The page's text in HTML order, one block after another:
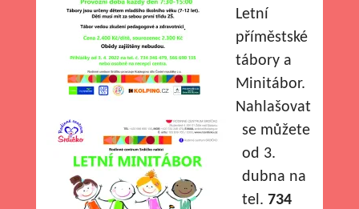
Letní
příměstské
tábory a
Minitábor.
Nahlašovat
se můžete
od 3.
dubna na
tel. 734